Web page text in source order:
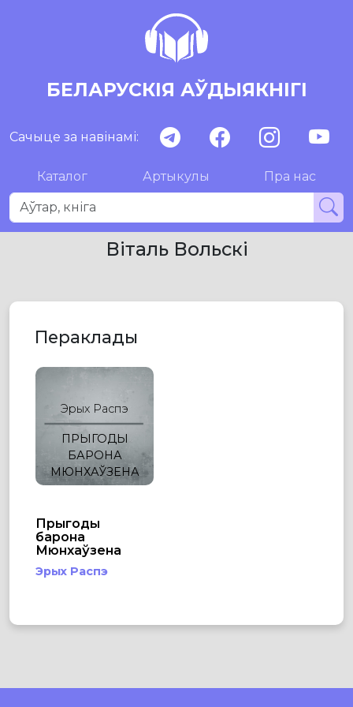
БЕЛАРУСКІЯ АЎДЫЯКНІГІ
Сачыце за навінамі:
Каталог Артыкулы Пра нас
Віталь Вольскі
Пераклады
Эрых Распэ
ПРЫГОДЫ
БАРОНА
МЮНХАЎЗЕНА
Прыгоды
барона
Мюнхаўзена
Эрых Распэ